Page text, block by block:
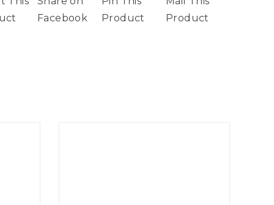
Facebook
Product
Product